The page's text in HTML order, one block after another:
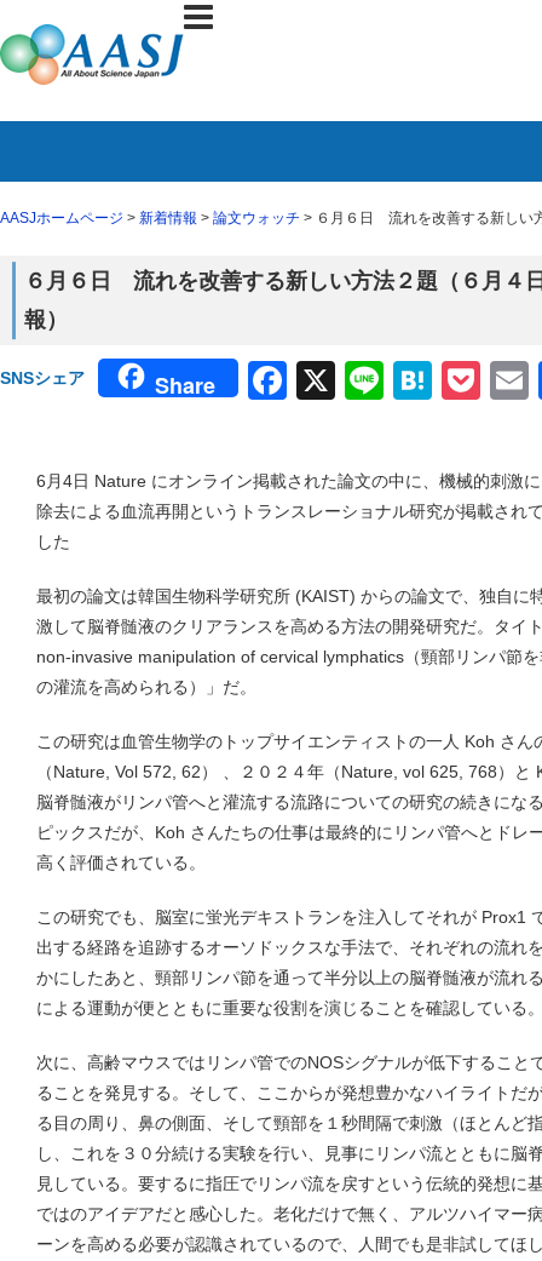
AASJホームページ > 新着情報 > 論文ウォッチ > ６月６日 流れを改善する新しい
６月６日 流れを改善する新しい方法２題（６月４
報）
SNSシェア Share Facebook
X Line
6月4日 Nature にオンライン掲載された論文の中に、機械的刺激
除去による血流再開というトランスレーショナル研究が掲載され
した
最初の論文は韓国生物科学研究所 (KAIST) からの論文で、独自に
激して脳脊髄液のクリアランスを高める方法の開発研究だ。タイ
non-invasive manipulation of cervical lymphatics（頸部リンパ節
の灌流を高められる）」だ。
この研究は血管生物学のトップサイエンティストの一人 Koh さ
（Nature, Vol 572, 62） 、２０２４年（Nature, vol 625, 768）
脳脊髄液がリンパ管へと灌流する流路についての研究の続きにな
ピックスだが、Koh さんたちの仕事は最終的にリンパ管へとドレ
高く評価されている。
この研究でも、脳室に蛍光デキストランを注入してそれが Prox1
出する経路を追跡するオーソドックスな手法で、それぞれの流れ
かにしたあと、頸部リンパ節を通って半分以上の脳脊髄液が流れ
による運動が便とともに重要な役割を演じることを確認している
次に、高齢マウスではリンパ管でのNOSシグナルが低下すること
ることを発見する。そして、ここからが発想豊かなハイライトだ
る目の周り、鼻の側面、そして頸部を１秒間隔で刺激（ほとんど
し、これを３０分続ける実験を行い、見事にリンパ流とともに脳
見している。要するに指圧でリンパ流を戻すという伝統的発想に
ではのアイデアだと感心した。老化だけで無く、アルツハイマー
ーンを高める必要が認識されているので、人間でも是非試してほ